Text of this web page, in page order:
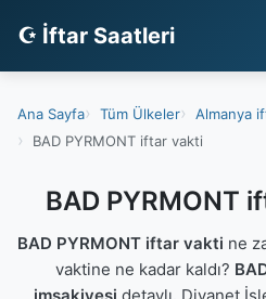
☪ İftar Saatleri
Ana Sayfa Tüm Ülkeler
Almanya
BAD PYRMONT iftar vakti
BAD PYRMONT
BAD PYRMONT iftar vakti ne
vaktine ne kadar kaldı?